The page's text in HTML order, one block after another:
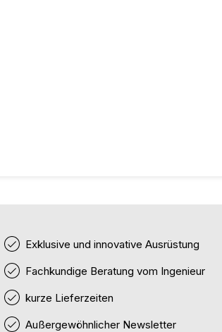
Exklusive und innovative Ausrüstung
Fachkundige Beratung vom Ingenieur
kurze Lieferzeiten
Außergewöhnlicher Newsletter